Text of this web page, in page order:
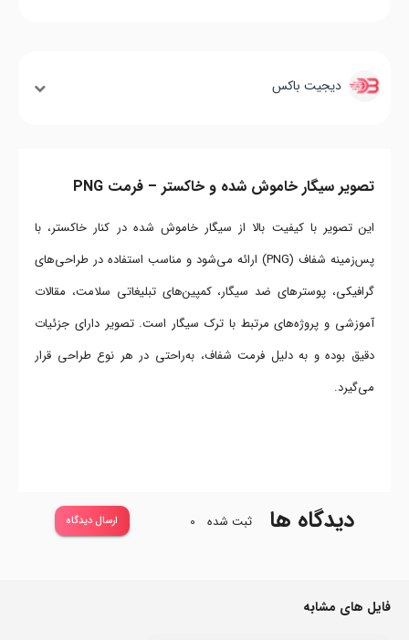
دیجیت باکس
تصویر سیگار خاموش شده و خاکستر – فرمت PNG
این تصویر با کیفیت بالا از سیگار خاموش شده در کنار خاکستر، با
پس‌زمینه شفاف (PNG) ارائه می‌شود و مناسب استفاده در طراحی‌های
گرافیکی، پوسترهای ضد سیگار، کمپین‌های تبلیغاتی سلامت، مقالات
آموزشی و پروژه‌های مرتبط با ترک سیگار است. تصویر دارای جزئیات
دقیق بوده و به دلیل فرمت شفاف، به‌راحتی در هر نوع طراحی قرار
می‌گیرد.
دیدگاه ها ثبت شده 0 ارسال دیدگاه
فایل های مشابه